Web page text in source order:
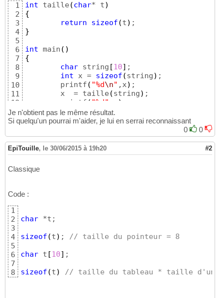
1
2
3
4
5
6
7
8
9
10
11
12
13
14
int taille (char* t)
{
return
sizeof (t)
}
int main ( )
{
char string [10] ;
int x = sizeof (string) ;
        printf
( "%d\n" ,x) ;
        x  = taille
(string) ;
        printf
( "%d" )
return 0
}
Je n'obtient pas le même résultat.
Si quelqu'un pourrai m'aider, je lui en serrai reconnaissant
0
0
EpiTouille, le 30/06/2015 à 19h20 #2
Classique
Code :
1
2
3
4
5
6
7
8
char *t;
sizeof (t) ; // taille du pointeur = 8
char t [10] ;
sizeof (t) // taille du tableau * taille d'un